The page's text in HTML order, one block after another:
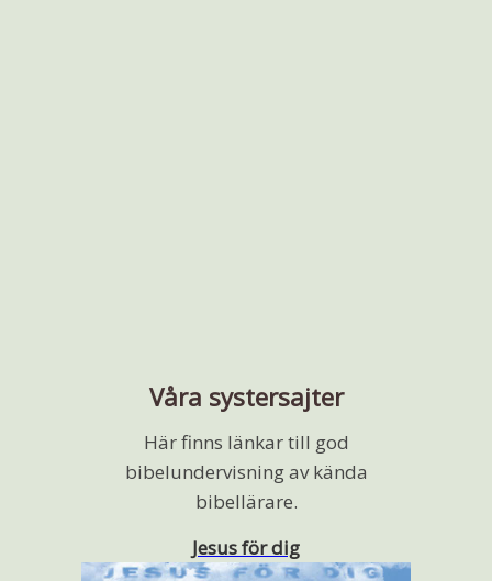
Våra systersajter
Här finns länkar till god
bibelundervisning av kända
bibellärare.
Jesus för dig